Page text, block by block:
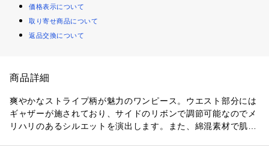
価格表示について
取り寄せ商品について
返品交換について
商品詳細
爽やかなストライプ柄が魅力のワンピース。ウエスト部分には
ギャザーが施されており、サイドのリボンで調節可能なのでメ
リハリのあるシルエットを演出します。また、綿混素材で肌触